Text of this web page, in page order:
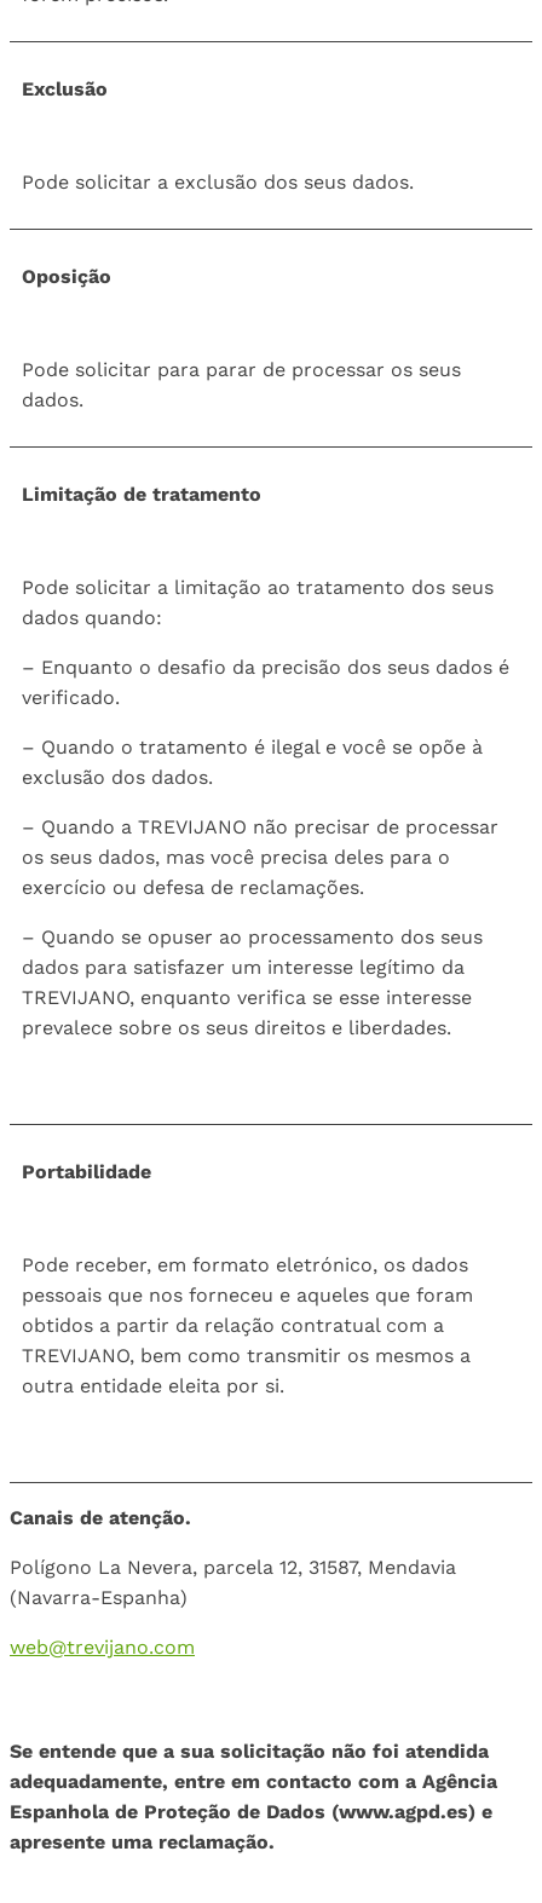
Exclusão
Pode solicitar a exclusão dos seus dados.
Oposição
Pode solicitar para parar de processar os seus
dados.
Limitação de tratamento
Pode solicitar a limitação ao tratamento dos seus
dados quando:
– Enquanto o desafio da precisão dos seus dados é
verificado.
– Quando o tratamento é ilegal e você se opõe à
exclusão dos dados.
– Quando a TREVIJANO não precisar de processar
os seus dados, mas você precisa deles para o
exercício ou defesa de reclamações.
– Quando se opuser ao processamento dos seus
dados para satisfazer um interesse legítimo da
TREVIJANO, enquanto verifica se esse interesse
prevalece sobre os seus direitos e liberdades.
Portabilidade
Pode receber, em formato eletrónico, os dados
pessoais que nos forneceu e aqueles que foram
obtidos a partir da relação contratual com a
TREVIJANO, bem como transmitir os mesmos a
outra entidade eleita por si.
Canais de atenção.
Polígono La Nevera, parcela 12, 31587, Mendavia
(Navarra-Espanha)
web@trevijano.com
Se entende que a sua solicitação não foi atendida
adequadamente, entre em contacto com a Agência
Espanhola de Proteção de Dados (www.agpd.es) e
apresente uma reclamação.